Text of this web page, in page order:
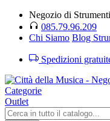
Negozio di
085.79.96.209
Chi Siamo Blog
Spedizioni
Categorie
Outlet